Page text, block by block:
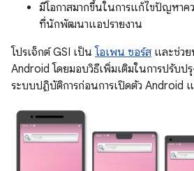
มีโอกาสมากขึ้นในการแก้ไขปัญหาค
ที่นักพัฒนาแอปรายงาน
โปรเจ็กต์ GSI เป็น โอเพน ซอร์ส และช่วย
Android โดยมอบวิธีเพิ่มเติมในการปรับ
ระบบปฏิบัติการก่อนการเปิดตัว Android